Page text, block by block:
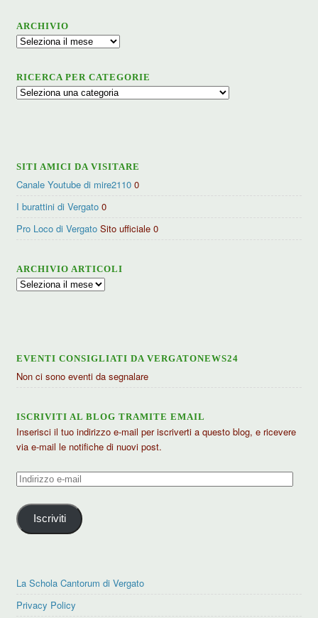
ARCHIVIO
Archivio
RICERCA PER CATEGORIE
Ricerca
SITI AMICI DA VISITARE
Canale Youtube di mire2110 0
I burattini di Vergato 0
Pro Loco di Vergato Sito ufficiale 0
ARCHIVIO ARTICOLI
Archivio
EVENTI CONSIGLIATI DA VERGATONEWS24
Non ci sono eventi da segnalare
ISCRIVITI AL BLOG TRAMITE EMAIL
Inserisci il tuo indirizzo e-mail per iscriverti a questo blog, e ricevere
via e-mail le notifiche di nuovi post.
Indirizzo
mail
Iscriviti
La Schola Cantorum di Vergato
Privacy Policy